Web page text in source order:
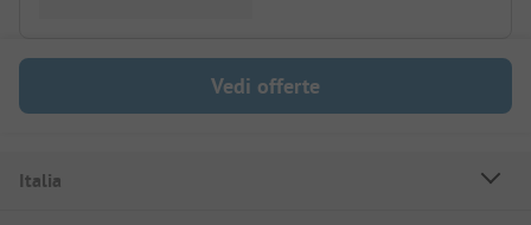
Vedi offerte
Italia